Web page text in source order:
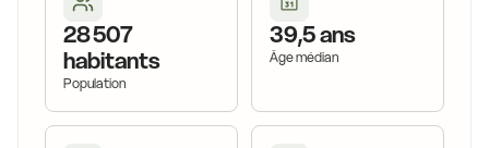
28 507
habitants
Population
39,5 ans
Âge médian